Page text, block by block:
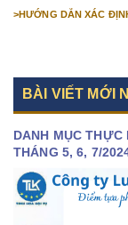
QUỸ BHTN TỪ 01/01/
>HƯỚNG DẪN XÁC
CHỌN CỦA NGƯỜI
BÀI VIẾT MỚI
DANH MỤC THỰC
THÁNG 5, 6, 7/